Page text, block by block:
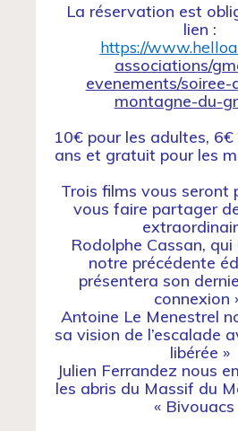
La réservation est
lien :
https://
associations/
evenements/
montagne-du-
10€ pour les adultes,
ans et gratuit pour les
Trois films vous seront
vous faire partager
Rodolphe Cassan,
notre précédente
présentera son
connexion
Antoine Le Menestrel
sa vision de l’escalade
libérée »
Julien Ferrandez nous
les abris du Massif du
« Bivouacs